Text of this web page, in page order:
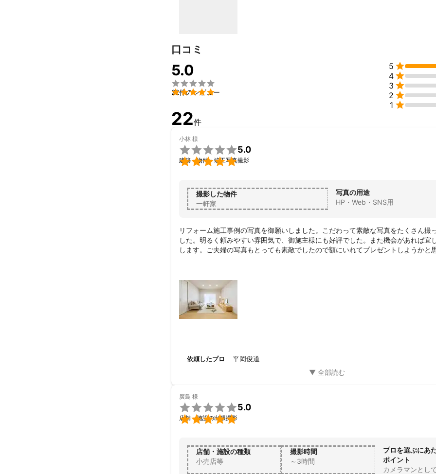
口コミ
5.0


22件のレビュー
5 
4 
3 
2 
1 
22件
小林 様


5.0
建築・物件・竣工写真撮影
撮影した物件
一軒家
写真の用途
HP・Web・SNS用
リフォーム施工事例の写真を御願いしました。こだわって素敵な写真をたくさん撮
した。明るく頼みやすい雰囲気で、御施主様にも好評でした。また機会があれば宜
します。ご夫婦の写真もとっても素敵でしたので額にいれてプレゼントしようかと
依頼したプロ 平岡俊道
廣島 様


5.0
店舗・施設の出張撮影
店舗・施設の種類
小売店等
撮影時間
～3時間
プロを選ぶにあ
ポイント
カメラマンとし